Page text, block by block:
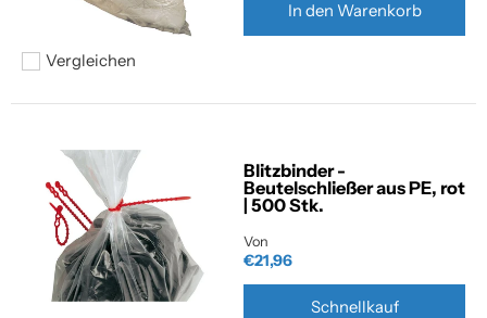
Hinzufügen zum vergleichen
Vergleichen
In den Warenkorb
Blitzbinder -
Beutelschließer aus PE, rot
| 500 Stk.
Von
€21,96
Schnellkauf